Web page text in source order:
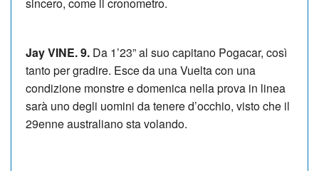
Jay VINE. 9. Da 1’23” al suo capitano Pogacar, così
tanto per gradire. Esce da una Vuelta con una
condizione monstre e domenica nella prova in linea
sarà uno degli uomini da tenere d’occhio, visto che il
29enne australiano sta volando.